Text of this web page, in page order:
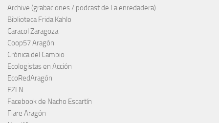
Archive (grabaciones / podcast de La enredadera)
Biblioteca Frida Kahlo
Caracol Zaragoza
Coop57 Aragón
Crónica del Cambio
Ecologistas en Acción
EcoRedAragón
EZLN
Facebook de Nacho Escartín
Fiare Aragón